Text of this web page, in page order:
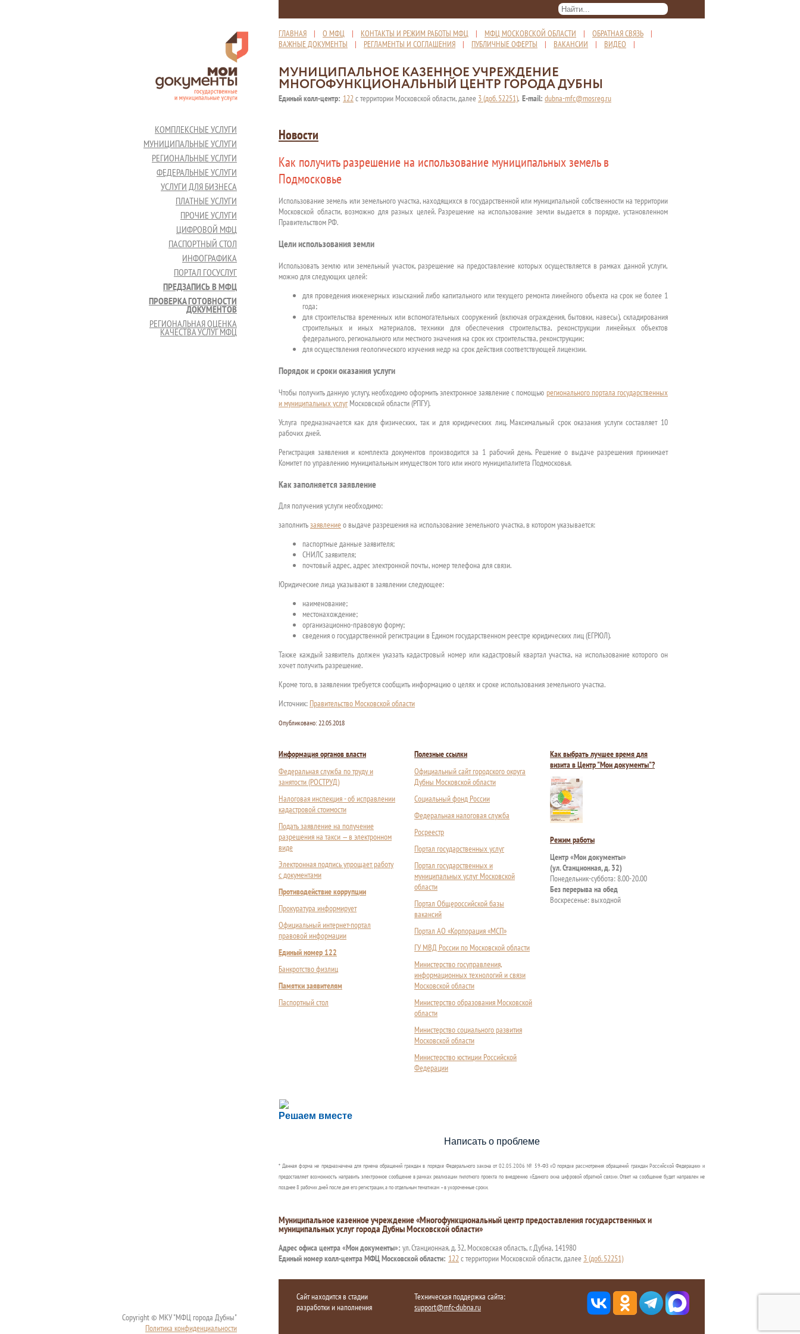
ГЛАВНАЯ | О МФЦ | КОНТАКТЫ И РЕЖИМ РАБОТЫ МФЦ | МФЦ МОСКОВСКОЙ ОБЛАСТИ | ОБРАТНАЯ СВЯЗЬ |
ВАЖНЫЕ ДОКУМЕНТЫ | РЕГЛАМЕНТЫ И СОГЛАШЕНИЯ | ПУБЛИЧНЫЕ ОФЕРТЫ | ВАКАНСИИ | ВИДЕО |
МУНИЦИПАЛЬНОЕ КАЗЕННОЕ УЧРЕЖДЕНИЕ
МНОГОФУНКЦИОНАЛЬНЫЙ ЦЕНТР ГОРОДА ДУБНЫ
Единый колл-центр: 122с территории Московской области, далее 3 (доб. 52251), E-mail: dubna-mfc@mosreg.ru
КОМПЛЕКСНЫЕ УСЛУГИ
МУНИЦИПАЛЬНЫЕ УСЛУГИ
РЕГИОНАЛЬНЫЕ УСЛУГИ
ФЕДЕРАЛЬНЫЕ УСЛУГИ
УСЛУГИ ДЛЯ БИЗНЕСА
ПЛАТНЫЕ УСЛУГИ
ПРОЧИЕ УСЛУГИ
ЦИФРОВОЙ МФЦ
ПАСПОРТНЫЙ СТОЛ
ИНФОГРАФИКА
ПОРТАЛ ГОСУСЛУГ
ПРЕДЗАПИСЬ В МФЦ
ПРОВЕРКА ГОТОВНОСТИ
ДОКУМЕНТОВ
РЕГИОНАЛЬНАЯ ОЦЕНКА
КАЧЕСТВА УСЛУГ МФЦ
Новости
Как получить разрешение на использование муниципальных земель в
Подмосковье
Использование земель или земельного участка, находящихся в государственной или муниципальной собственности на территории
Московской области, возможно для разных целей. Разрешение на использование земли выдается в порядке, установленном
Правительством РФ.
Цели использования земли
Использовать землю или земельный участок, разрешение на предоставление которых осуществляется в рамках данной услуги,
можно для следующих целей:
для проведения инженерных изысканий либо капитального или текущего ремонта линейного объекта на срок не более 1
года;
для строительства временных или вспомогательных сооружений (включая ограждения, бытовки, навесы), складирования
строительных и иных материалов, техники для обеспечения строительства, реконструкции линейных объектов
федерального, регионального или местного значения на срок их строительства, реконструкции;
для осуществления геологического изучения недр на срок действия соответствующей лицензии.
Порядок и сроки оказания услуги
Чтобы получить данную услугу, необходимо оформить электронное заявление с помощью регионального портала государственных
и муниципальных услугМосковской области (РПГУ).
Услуга предназначается как для физических, так и для юридических лиц. Максимальный срок оказания услуги составляет 10
рабочих дней.
Регистрация заявления и комплекта документов производится за 1 рабочий день. Решение о выдаче разрешения принимает
Комитет по управлению муниципальным имуществом того или иного муниципалитета Подмосковья.
Как заполняется заявление
Для получения услуги необходимо:
заполнитьзаявлениео выдаче разрешения на использование земельного участка, в котором указывается:
паспортные данные заявителя;
СНИЛС заявителя;
почтовый адрес, адрес электронной почты, номер телефона для связи.
Юридические лица указывают в заявлении следующее:
наименование;
местонахождение;
организационно-правовую форму;
сведения о государственной регистрации в Едином государственном реестре юридических лиц (ЕГРЮЛ).
Также каждый заявитель должен указать кадастровый номер или кадастровый квартал участка, на использование которого он
хочет получить разрешение.
Кроме того, в заявлении требуется сообщить информацию о целях и сроке использования земельного участка.
Источник: Правительство Московской области
Опубликовано: 22.05.2018
Информация органов власти
Федеральная служба по труду и
занятости (РОСТРУД)
Налоговая инспекция - об исправлении
кадастровой стоимости
Подать заявление на получение
разрешения на такси — в электронном
виде
Электронная подпись упрощает работу
с документами
Противодействие коррупции
Прокуратура информирует
Официальный интернет-портал
правовой информации
Единый номер 122
Банкротство физлиц
Памятки заявителям
Паспортный стол
Полезные ссылки
Официальный сайт городского округа
Дубны Московской области
Социальный фонд России
Федеральная налоговая служба
Росреестр
Портал государственных услуг
Портал государственных и
муниципальных услуг Московской
области
Портал Общероссийской базы
вакансий
Портал АО «Корпорация «МСП»
ГУ МВД России по Московской области
Министерство госуправления,
информационных технологий и связи
Московской области
Министерство образования Московской
области
Министерство социального развития
Московской области
Министерство юстиции Российской
Федерации
Как выбрать лучшее время для
визита в Центр "Мои документы"?
Режим работы
Центр «Мои документы»
(ул. Станционная, д. 32)
Понедельник-суббота: 8.00-20.00
Без перерыва на обед
Воскресенье: выходной
Решаем вместе
Сложности с получением социальной выплаты или пособия?
Сообщите об этом
Написать о проблеме
* Данная форма не предназначена для приема обращений граждан в порядке Федерального закона от 02.05.2006 № 59-ФЗ «О порядке рассмотрения обращений граждан Российской Федерации» и
предоставляет возможность направить электронное сообщение в рамках реализации пилотного проекта по внедрению «Единого окна цифровой обратной связи». Ответ на сообщение будет направлен не
позднее 8 рабочих дней после дня его регистрации, а по отдельным тематикам – в укороченные сроки.
Муниципальное казенное учреждение «Многофункциональный центр предоставления государственных и
муниципальных услуг города Дубны Московской области»
Адрес офиса центра «Мои документы»: ул. Станционная, д. 32, Московская область, г. Дубна, 141980
Единый номер колл-центра МФЦ Московской области: 122с территории Московской области, далее 3 (доб. 52251)
Copyright © МКУ "МФЦ города Дубны"
Политика конфиденциальности
Сайт находится в стадии
разработки и наполнения
Техническая поддержка сайта:
support@mfc-dubna.ru